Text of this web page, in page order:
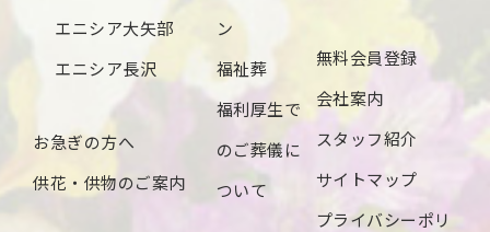
エニシア大矢部
エニシア長沢
お急ぎの方へ
供花・供物のご案内
ン
福祉葬
福利厚生で
のご葬儀に
ついて
無料会員登録
会社案内
スタッフ紹介
サイトマップ
プライバシーポリ